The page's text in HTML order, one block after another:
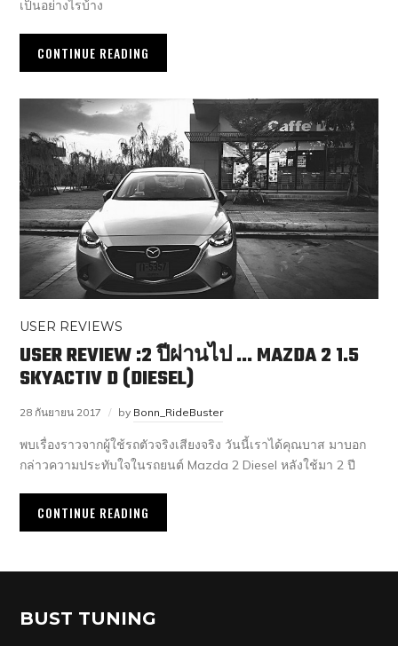
เป็นอย่างไรบ้าง
CONTINUE READING
USER REVIEWS
USER REVIEW :2 ปีผ่านไป … MAZDA 2 1.5
SKYACTIV D (DIESEL)
28 กันยายน 2017 by Bonn_RideBuster
พบเรื่องราวจากผู้ใช้รถตัวจริงเสียงจริง วันนี้เราได้คุณบาส มาบอก
กล่าวความประทับใจในรถยนต์ Mazda 2 Diesel หลังใช้มา 2 ปี
CONTINUE READING
BUST TUNING